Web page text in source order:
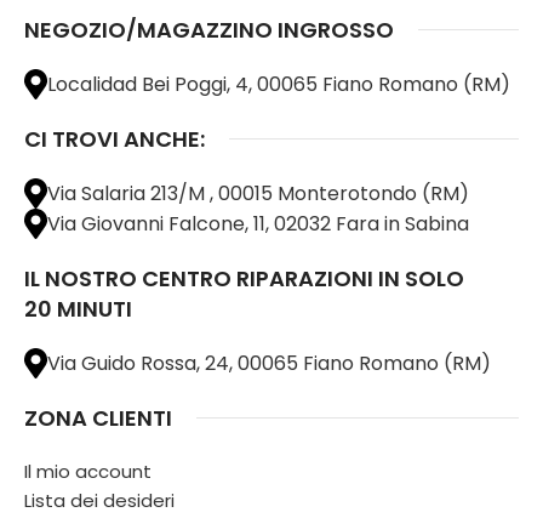
NEGOZIO/MAGAZZINO INGROSSO
Localidad Bei Poggi, 4, 00065 Fiano Romano (RM)
CI TROVI ANCHE:
Via Salaria 213/M , 00015 Monterotondo (RM)
Via Giovanni Falcone, 11, 02032 Fara in Sabina
IL NOSTRO CENTRO RIPARAZIONI IN SOLO
20 MINUTI
Via Guido Rossa, 24, 00065 Fiano Romano (RM)
ZONA CLIENTI
Il mio account
Lista dei desideri